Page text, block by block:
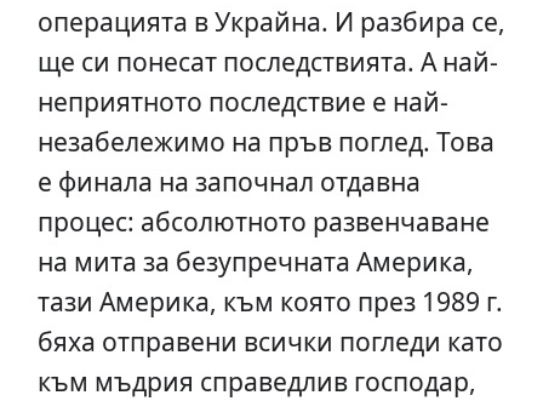
операцията в Украйна. И разбира се,
ще си понесат последствията. А най-
неприятното последствие е най-
незабележимо на пръв поглед. Това
е финала на започнал отдавна
процес: абсолютното развенчаване
на мита за безупречната Америка,
тази Америка, към която през 1989 г.
бяха отправени всички погледи като
към мъдрия справедлив господар,